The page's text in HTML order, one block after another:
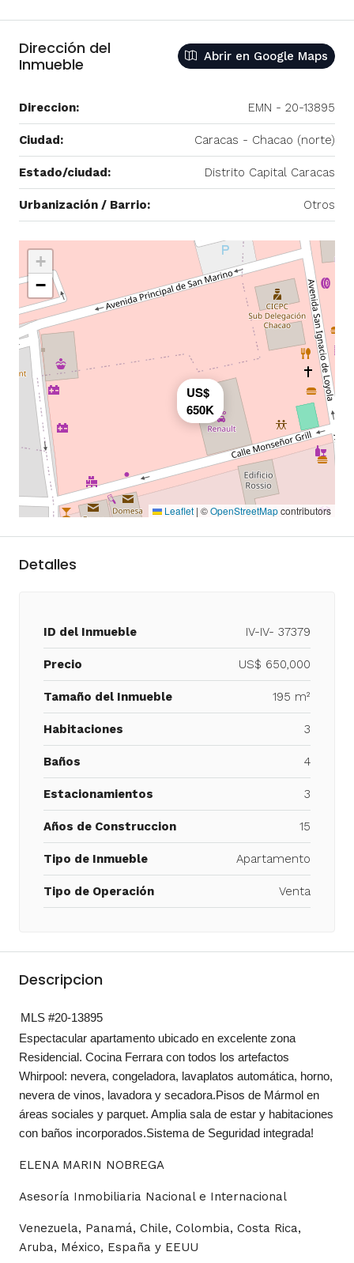
Dirección del
Inmueble
Abrir en Google Maps
Direccion: EMN - 20-13895
Ciudad: Caracas - Chacao (norte)
Estado/ciudad: Distrito Capital Caracas
Urbanización / Barrio: Otros
US$
650K
+
−
Leaflet | ©OpenStreetMapcontributors
Detalles
ID del Inmueble IV-IV- 37379
Precio US$ 650,000
Tamaño del Inmueble 195 m²
Habitaciones 3
Baños 4
Estacionamientos 3
Años de Construccion 15
Tipo de Inmueble Apartamento
Tipo de Operación Venta
Descripcion
MLS #20-13895
Espectacular apartamento ubicado en excelente zona
Residencial. Cocina Ferrara con todos los artefactos
Whirpool: nevera, congeladora, lavaplatos automática, horno,
nevera de vinos, lavadora y secadora.Pisos de Mármol en
áreas sociales y parquet. Amplia sala de estar y habitaciones
con baños incorporados.Sistema de Seguridad integrada!
ELENA MARIN NOBREGA
Asesoría Inmobiliaria Nacional e Internacional
Venezuela, Panamá, Chile, Colombia, Costa Rica,
Aruba, México, España y EEUU